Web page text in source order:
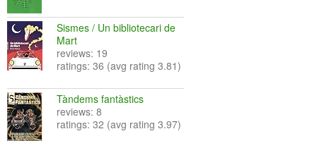
Sismes / Un bibliotecari de
Mart
reviews: 19
ratings: 36 (avg rating 3.81)
Tàndems fantàstics
reviews: 8
ratings: 32 (avg rating 3.97)